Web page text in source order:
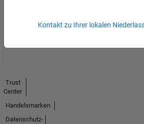
Kontakt zu Ihrer lokalen
Trust
Center
Handelsmarken
Datenschutz-